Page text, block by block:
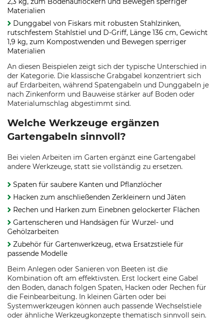
Materialien
Dunggabel von Fiskars mit robusten Stahlzinken,
rutschfestem Stahlstiel und D-Griff, Länge 136 cm, Gewicht
1,9 kg, zum Kompostwenden und Bewegen sperriger
Materialien
An diesen Beispielen zeigt sich der typische Unterschied in
der Kategorie. Die klassische Grabgabel konzentriert sich
auf Erdarbeiten, während Spatengabeln und Dunggabeln je
nach Zinkenform und Bauweise stärker auf Boden oder
Materialumschlag abgestimmt sind.
Welche Werkzeuge ergänzen
Gartengabeln sinnvoll?
Bei vielen Arbeiten im Garten ergänzt eine Gartengabel
andere Werkzeuge, statt sie vollständig zu ersetzen.
Spaten für saubere Kanten und Pflanzlöcher
Hacken zum anschließenden Zerkleinern und Jäten
Rechen und Harken zum Einebnen gelockerter Flächen
Gartenscheren und Handsägen für Wurzel- und
Gehölzarbeiten
Zubehör für Gartenwerkzeug, etwa Ersatzstiele für
passende Modelle
Beim Anlegen oder Sanieren von Beeten ist die
Kombination oft am effektivsten. Erst lockert eine Gabel
den Boden, danach folgen Spaten, Hacken oder Rechen für
die Feinbearbeitung. In kleinen Gärten oder bei
Systemwerkzeugen können auch passende Wechselstiele
oder ähnliche Werkzeugkonzepte thematisch sinnvoll sein.